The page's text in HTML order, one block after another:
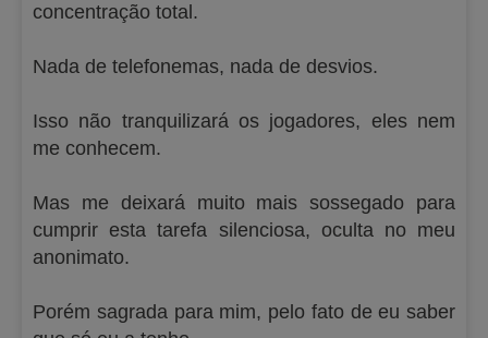
concentração total.
Nada de telefonemas, nada de desvios.
Isso não tranquilizará os jogadores, eles nem
me conhecem.
Mas me deixará muito mais sossegado para
cumprir esta tarefa silenciosa, oculta no meu
anonimato.
Porém sagrada para mim, pelo fato de eu saber